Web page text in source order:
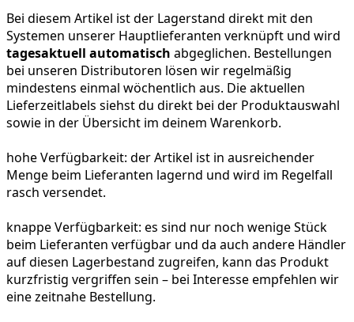
Bei diesem Artikel ist der Lagerstand direkt mit den
Systemen unserer Hauptlieferanten verknüpft und wird
tagesaktuell automatisch abgeglichen. Bestellungen
bei unseren Distributoren lösen wir regelmäßig
mindestens einmal wöchentlich aus. Die aktuellen
Lieferzeitlabels siehst du direkt bei der Produktauswahl
sowie in der Übersicht im deinem Warenkorb.
hohe Verfügbarkeit: der Artikel ist in ausreichender
Menge beim Lieferanten lagernd und wird im Regelfall
rasch versendet.
knappe Verfügbarkeit: es sind nur noch wenige Stück
beim Lieferanten verfügbar und da auch andere Händler
auf diesen Lagerbestand zugreifen, kann das Produkt
kurzfristig vergriffen sein – bei Interesse empfehlen wir
eine zeitnahe Bestellung.